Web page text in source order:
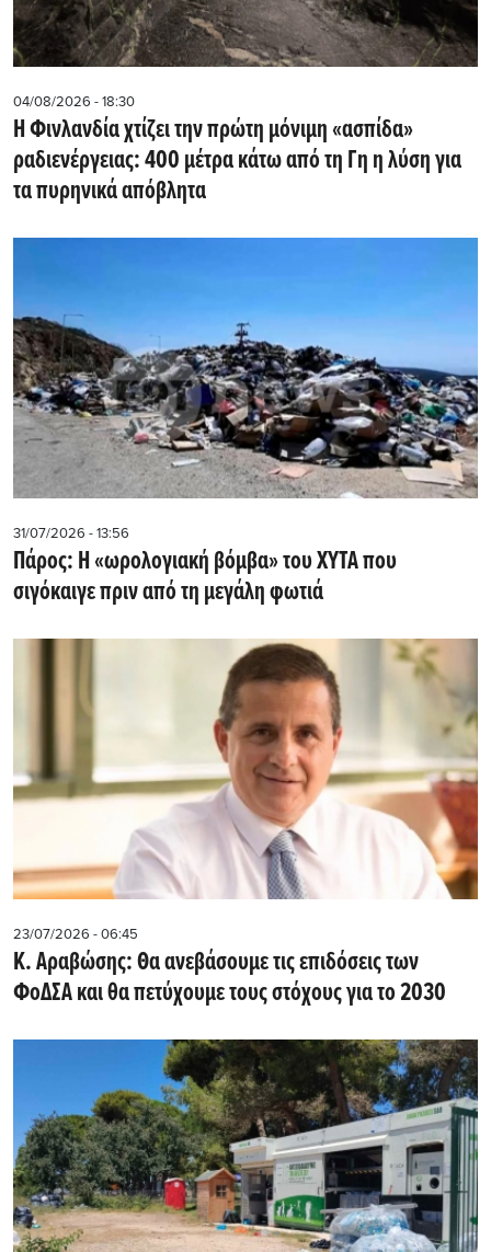
04/08/2026 - 18:30
Η Φινλανδία χτίζει την πρώτη μόνιμη «ασπίδα»
ραδιενέργειας: 400 μέτρα κάτω από τη Γη η λύση για
τα πυρηνικά απόβλητα
31/07/2026 - 13:56
Πάρος: Η «ωρολογιακή βόμβα» του ΧΥΤΑ που
σιγόκαιγε πριν από τη μεγάλη φωτιά
23/07/2026 - 06:45
Κ. Αραβώσης: Θα ανεβάσουμε τις επιδόσεις των
ΦοΔΣΑ και θα πετύχουμε τους στόχους για το 2030